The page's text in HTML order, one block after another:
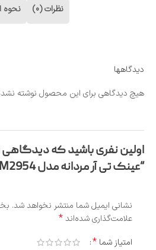
نظرات (0) نحوه
دیدگاهها
هیچ دیدگاهی برای این محصول نوشته
اولین نفری باشید که دیدگاهی
“عینک تی آر مردانه مدل TM2954”
نشانی ایمیل شما منتشر نخواهد شد.
علامت‌گذاری شده‌اند*
امتیاز شما *